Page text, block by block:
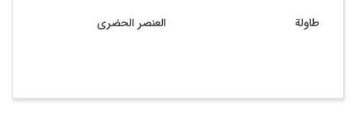
العنصر الحضری طاولة